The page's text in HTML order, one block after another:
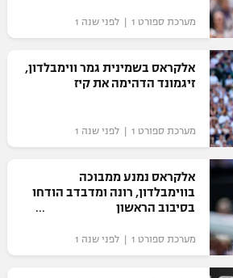
מערכת ספורט 1 | לפני שנה 1
אלקראס בשמינית גמר ווימבלדון,
זיגמונד הדהימה את קיז
מערכת ספורט 1 | לפני שנה 1
אלקראס נמנע ממבוכה
בווימבלדון, רונה ומדבדב הודחו
בסיבוב הראשון
מערכת ספורט 1 | לפני שנה 1